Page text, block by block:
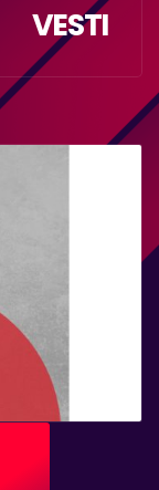
VESTI